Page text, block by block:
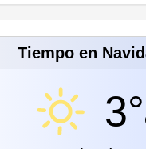
Tiempo en
3°